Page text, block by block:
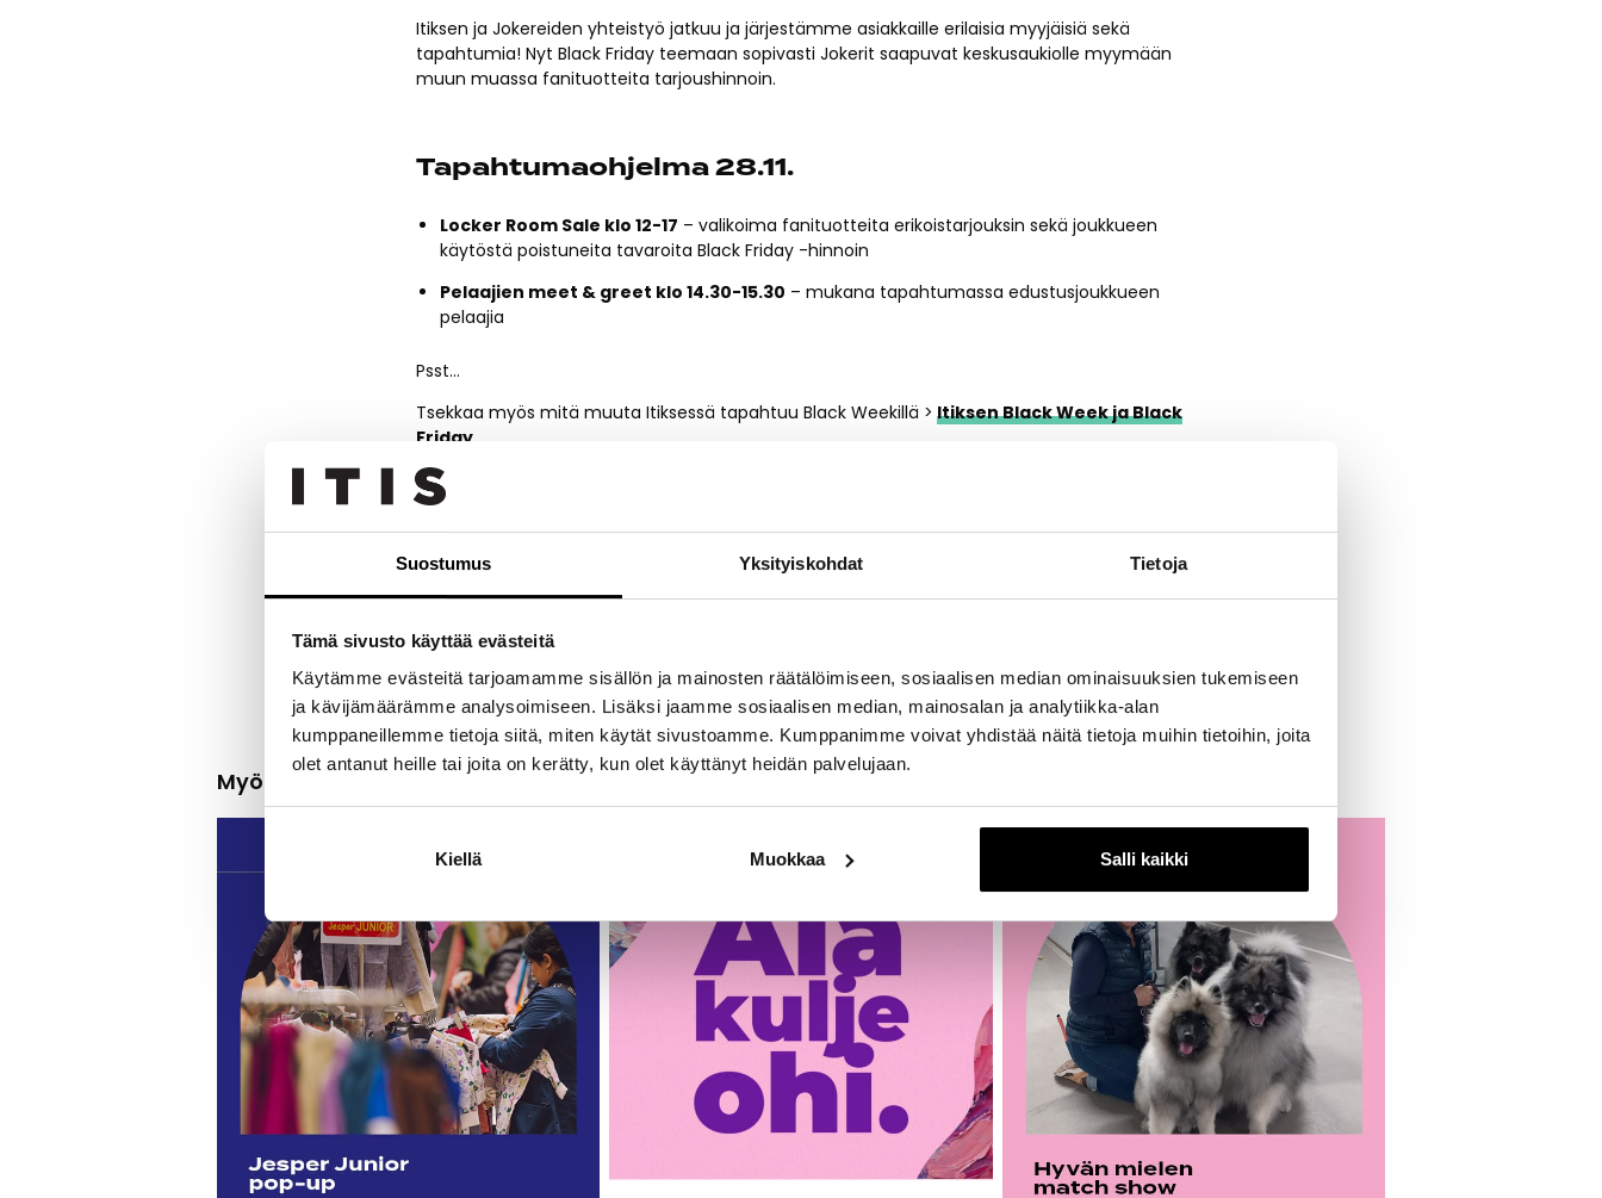
Suostumus Yksityiskohdat Tietoja
Tämä sivusto käyttää evästeitä
Käytämme evästeitä tarjoamamme sisällön ja mainosten räätälöimiseen, sosiaalisen median ominaisuuksien tukemiseen
ja kävijämäärämme analysoimiseen. Lisäksi jaamme sosiaalisen median, mainosalan ja analytiikka-alan
kumppaneillemme tietoja siitä, miten käytät sivustoamme. Kumppanimme voivat yhdistää näitä tietoja muihin tietoihin, joita
olet antanut heille tai joita on kerätty, kun olet käyttänyt heidän palvelujaan.
Kiellä Muokkaa Salli kaikki
Itiksen ja Jokereiden yhteistyö jatkuu ja järjestämme asiakkaille erilaisia myyjäisiä sekä
tapahtumia! Nyt Black Friday teemaan sopivasti Jokerit saapuvat keskusaukiolle myymään
muun muassa fanituotteita tarjoushinnoin.
Tapahtumaohjelma 28.11.
Locker Room Sale klo 12-17 – valikoima fanituotteita erikoistarjouksin sekä joukkueen
käytöstä poistuneita tavaroita Black Friday -hinnoin
Pelaajien meet & greet klo 14.30-15.30 – mukana tapahtumassa edustusjoukkueen
pelaajia
Psst…
Tsekkaa myös mitä muuta Itiksessä tapahtuu Black Weekillä > Itiksen Black Week ja Black
Friday
Jokereiden junnut saapuvat myös myyntitapahtumaan marras- ja joulukuun aikana >
Jokerit U11 Road to Canada -myyntitapahtuma keskusaukiolla
Jaa tapahtuma sosiaalisessa mediassa
Myös muualla itiksessä tapahtuu